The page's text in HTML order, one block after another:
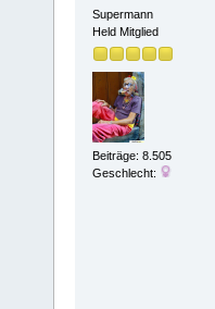
Supermann
Held Mitglied
Beiträge: 8.505
Geschlecht: